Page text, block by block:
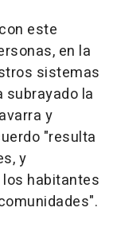
este
en la
sistemas
subrayado la
y
"resulta
y
habitantes